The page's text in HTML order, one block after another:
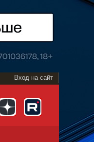
Вход на сайт